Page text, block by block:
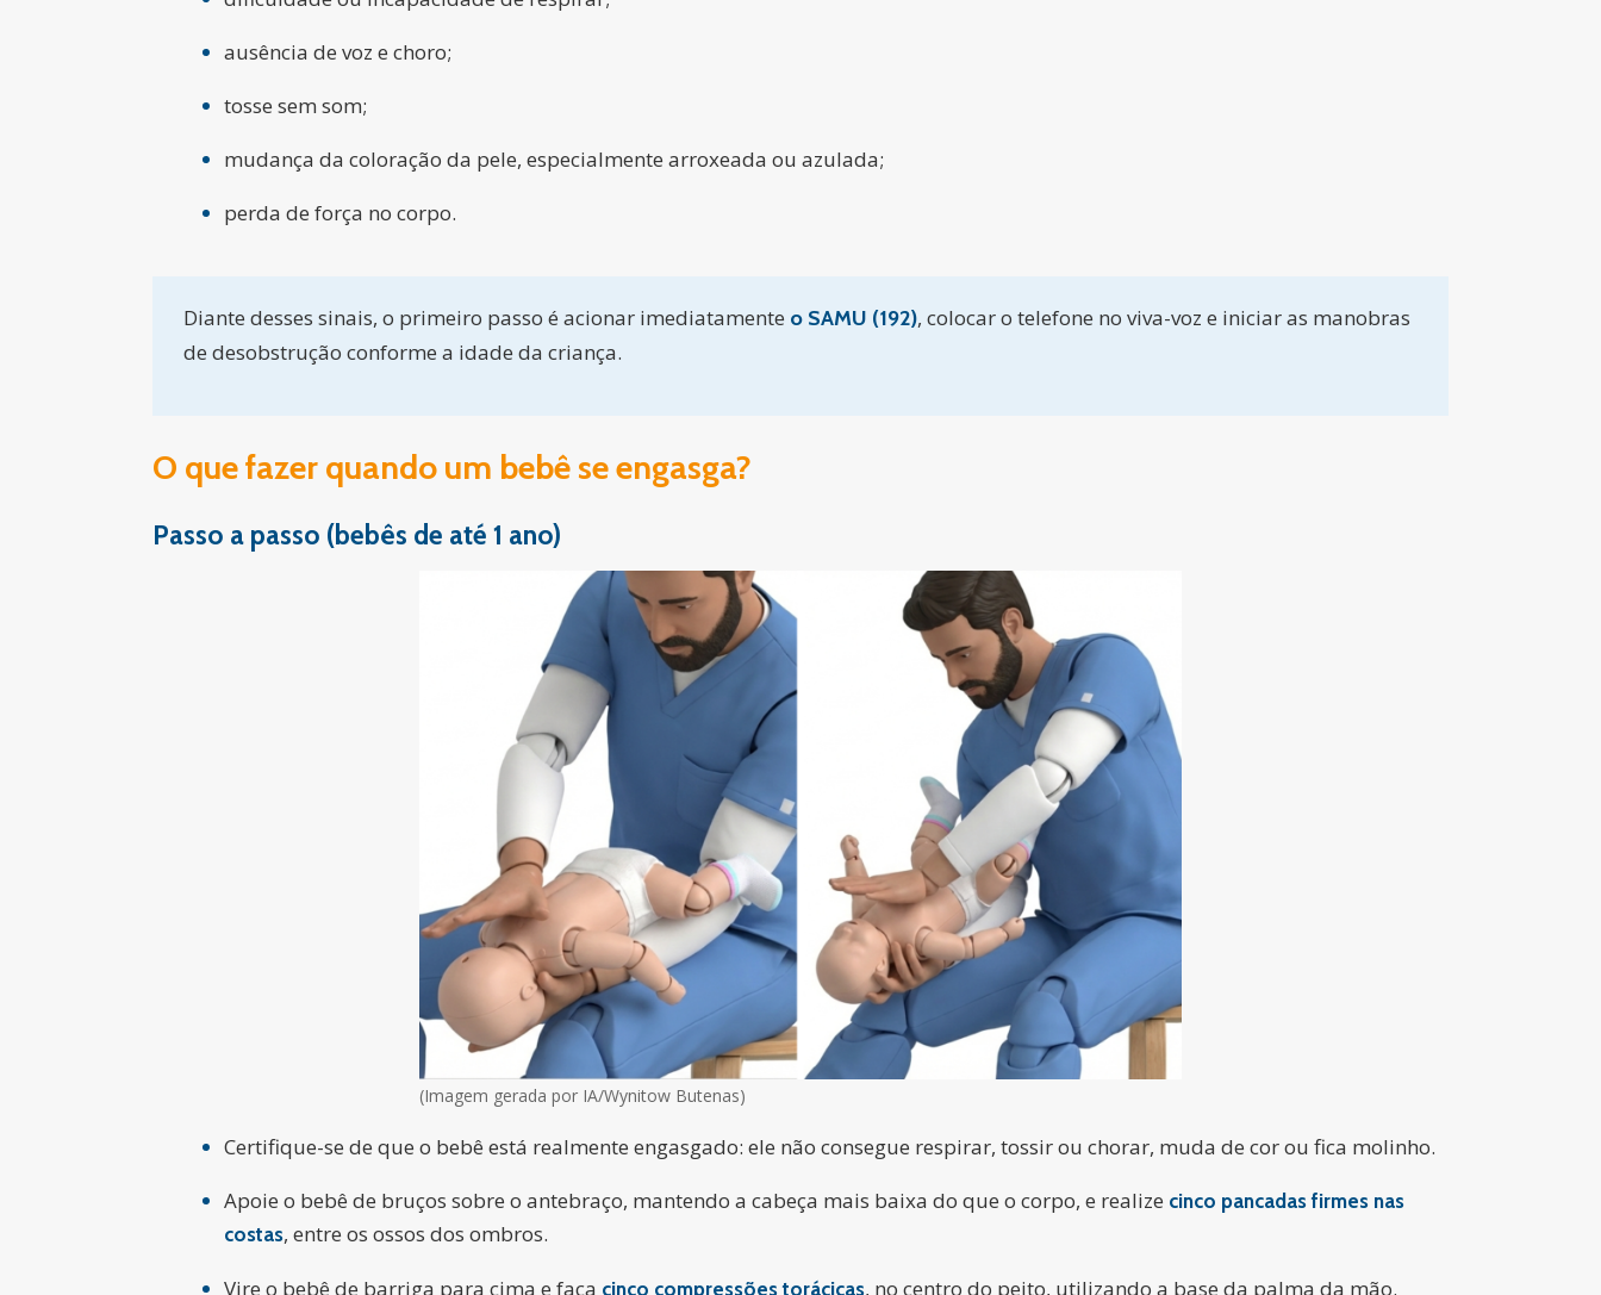
ausência de voz e choro;
tosse sem som;
mudança da coloração da pele, especialmente arroxeada ou azulada;
perda de força no corpo.
Diante desses sinais, o primeiro passo é acionar imediatamente o SAMU (192), colocar o telefone no viva-voz e iniciar as manobras
de desobstrução conforme a idade da criança.
O que fazer quando um bebê se engasga?
Passo a passo (bebês de até 1 ano)
(Imagem gerada por IA/Wynitow Butenas)
Certifique-se de que o bebê está realmente engasgado: ele não consegue respirar, tossir ou chorar, muda de cor ou fica molinho.
Apoie o bebê de bruços sobre o antebraço, mantendo a cabeça mais baixa do que o corpo, e realize cinco pancadas firmes nas
costas, entre os ossos dos ombros.
Vire o bebê de barriga para cima e faça cinco compressões torácicas, no centro do peito, utilizando a base da palma da mão.